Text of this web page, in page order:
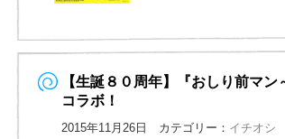
【生誕８０周年】『おしり前マ
コラボ！
2015年11月26日 カテゴリー： イチオシ